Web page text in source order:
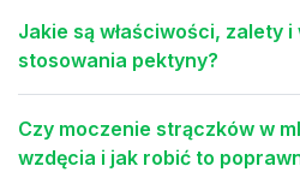
Jakie są właściwości, zalety i
stosowania pektyny?
Czy moczenie strączków w
wzdęcia i jak robić to